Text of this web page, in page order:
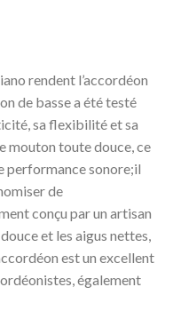
rendent l’accordéon
de basse a été testé
sa flexibilité et sa
mouton toute douce, ce
performance sonore;il
de
conçu par un artisan
et les aigus nettes,
est un excellent
également